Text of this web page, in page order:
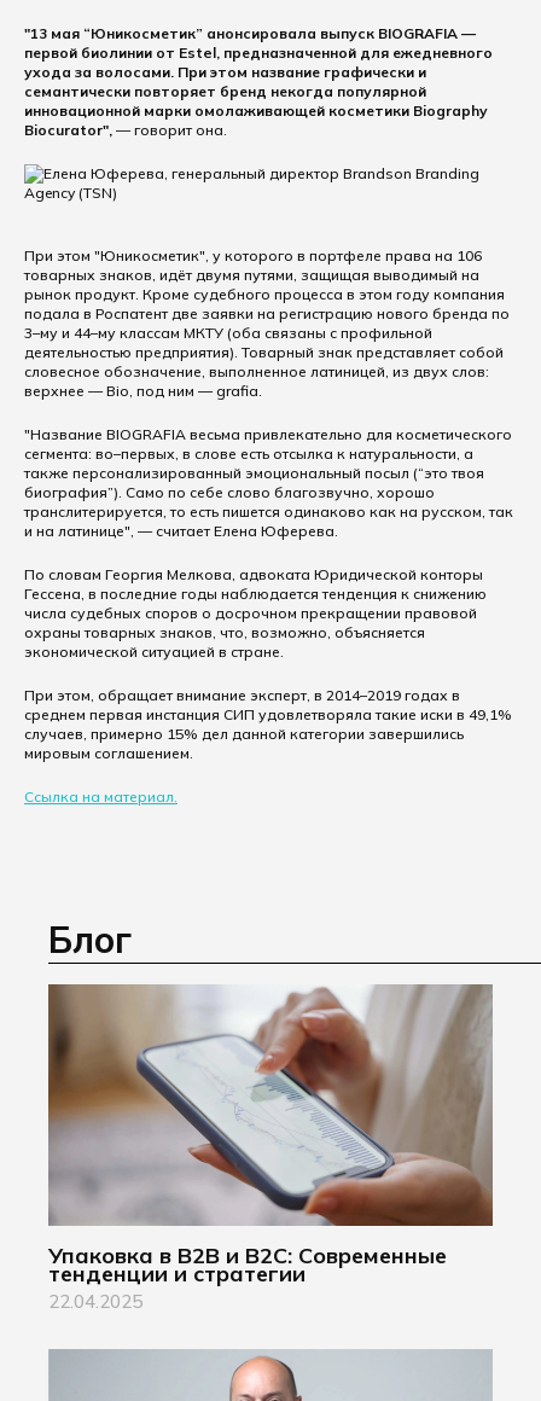
"13 мая “Юникосметик” анонсировала выпуск BIOGRAFIA —
первой биолинии от Estel, предназначенной для ежедневного
ухода за волосами. При этом название графически и
семантически повторяет бренд некогда популярной
инновационной марки омолаживающей косметики Biography
Biocurator", — говорит она.
При этом "Юникосметик", у которого в портфеле права на 106
товарных знаков, идёт двумя путями, защищая выводимый на
рынок продукт. Кроме судебного процесса в этом году компания
подала в Роспатент две заявки на регистрацию нового бренда по
3–му и 44–му классам МКТУ (оба связаны с профильной
деятельностью предприятия). Товарный знак представляет собой
словесное обозначение, выполненное латиницей, из двух слов:
верхнее — Bio, под ним — grafia.
"Название BIOGRAFIA весьма привлекательно для косметического
сегмента: во–первых, в слове есть отсылка к натуральности, а
также персонализированный эмоциональный посыл (“это твоя
биография”). Само по себе слово благозвучно, хорошо
транслитерируется, то есть пишется одинаково как на русском, так
и на латинице", — считает Елена Юферева.
По словам Георгия Мелкова, адвоката Юридической конторы
Гессена, в последние годы наблюдается тенденция к снижению
числа судебных споров о досрочном прекращении правовой
охраны товарных знаков, что, возможно, объясняется
экономической ситуацией в стране.
При этом, обращает внимание эксперт, в 2014–2019 годах в
среднем первая инстанция СИП удовлетворяла такие иски в 49,1%
случаев, примерно 15% дел данной категории завершились
мировым соглашением.
Ссылка на материал.
Блог
Упаковка в B2B и B2C: Современные
тенденции и стратегии
22.04.2025